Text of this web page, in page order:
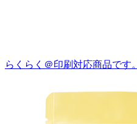
らくらく＠印刷対応商品です。